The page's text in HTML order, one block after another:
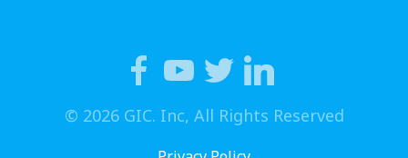
© 2026 GIC. Inc, All Rights Reserved